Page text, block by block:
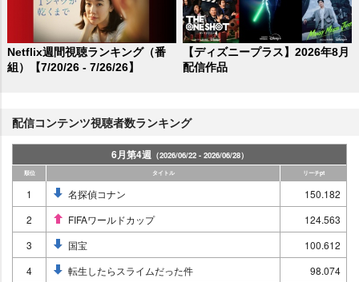
Netflix週間視聴ランキング（番
組）【7/20/26 - 7/26/26】
【ディズニープラス】2026年8月
配信作品
配信コンテンツ視聴者数ランキング
6月第4週 （2026/06/22 - 2026/06/28）
順位 タイトル リーチpt
1 名探偵コナン
150.182
2
FIFAワールドカップ
124.563
3
国宝
100.612
4
転生したらスライムだった件
98.074